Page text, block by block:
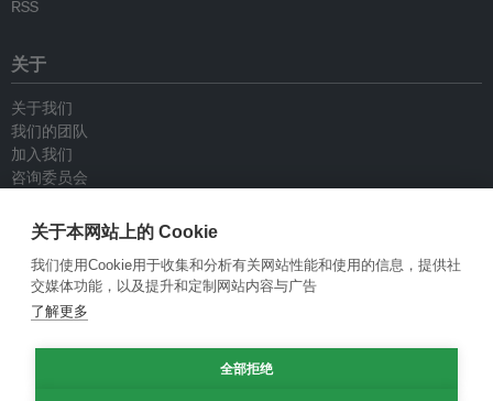
RSS
关于
关于我们
我们的团队
加入我们
咨询委员会
联系我们
政策
重新发布指南
专栏指南
关于本网站上的 Cookie
我们使用Cookie用于收集和分析有关网站性能和使用的信息，提供社
交媒体功能，以及提升和定制网站内容与广告
了解更多
全部拒绝